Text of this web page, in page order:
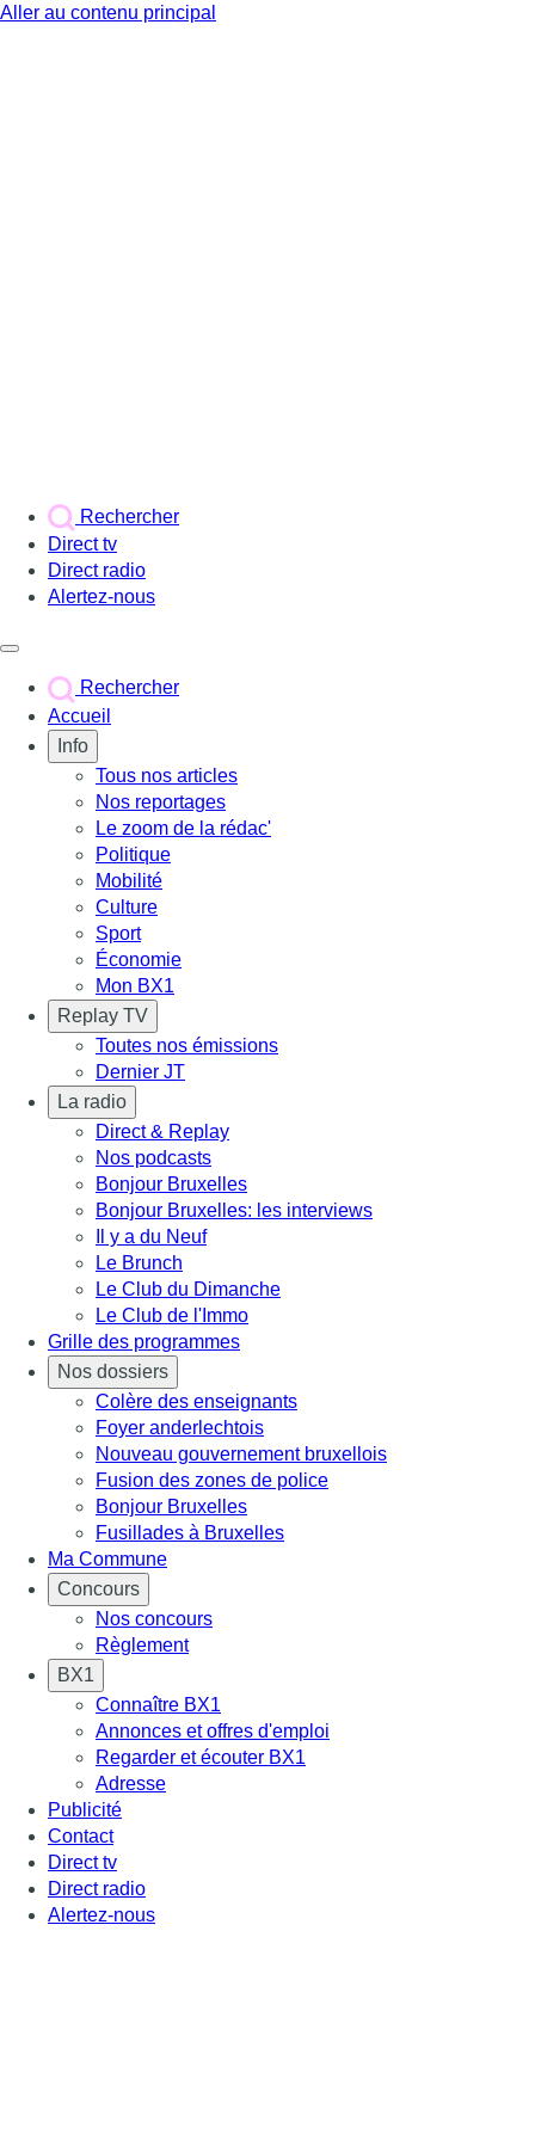
Aller au contenu principal
Rechercher
Direct tv
Direct radio
Alertez-nous
Rechercher
Accueil
Info
Tous nos articles
Nos reportages
Le zoom de la rédac'
Politique
Mobilité
Culture
Sport
Économie
Mon BX1
Replay TV
Toutes nos émissions
Dernier JT
La radio
Direct & Replay
Nos podcasts
Bonjour Bruxelles
Bonjour Bruxelles: les interviews
Il y a du Neuf
Le Brunch
Le Club du Dimanche
Le Club de l'Immo
Grille des programmes
Nos dossiers
Colère des enseignants
Foyer anderlechtois
Nouveau gouvernement bruxellois
Fusion des zones de police
Bonjour Bruxelles
Fusillades à Bruxelles
Ma Commune
Concours
Nos concours
Règlement
BX1
Connaître BX1
Annonces et offres d'emploi
Regarder et écouter BX1
Adresse
Publicité
Contact
Direct tv
Direct radio
Alertez-nous